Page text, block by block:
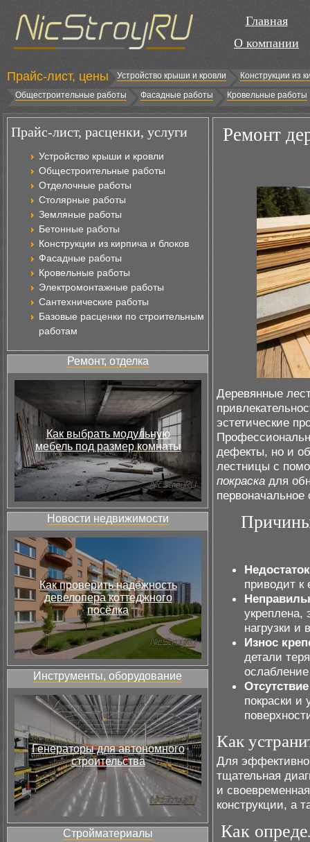
Главная
О компании
Прайс-лист, цены Устройство крыши и кровли
Конструкции из
Общестроительные работы
Фасадные работы Кровельные работы
Прайс-лист, расценки, услуги
Устройство крыши и кровли
Общестроительные работы
Отделочные работы
Столярные работы
Земляные работы
Бетонные работы
Конструкции из кирпича и блоков
Фасадные работы
Кровельные работы
Электромонтажные работы
Сантехнические работы
Базовые расценки по строительным
работам
Ремонт, отделка
Как выбрать модульную
мебель под размер комнаты
Новости недвижимости
Как проверить надёжность
девелопера коттеджного
посёлка
Инструменты, оборудование
Генераторы для автономного
строительства
Стройматериалы
Ремонт
Деревянные
эстетические
дефекты, но и
лестницы с
покраска для
приводит
укреплена,
нагрузки и
Износ
детали
покраски и
Как
Для
тщательная
и
конструкции, а
Как